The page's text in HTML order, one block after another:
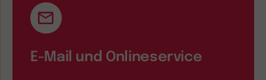
E-Mail und Onlineservice